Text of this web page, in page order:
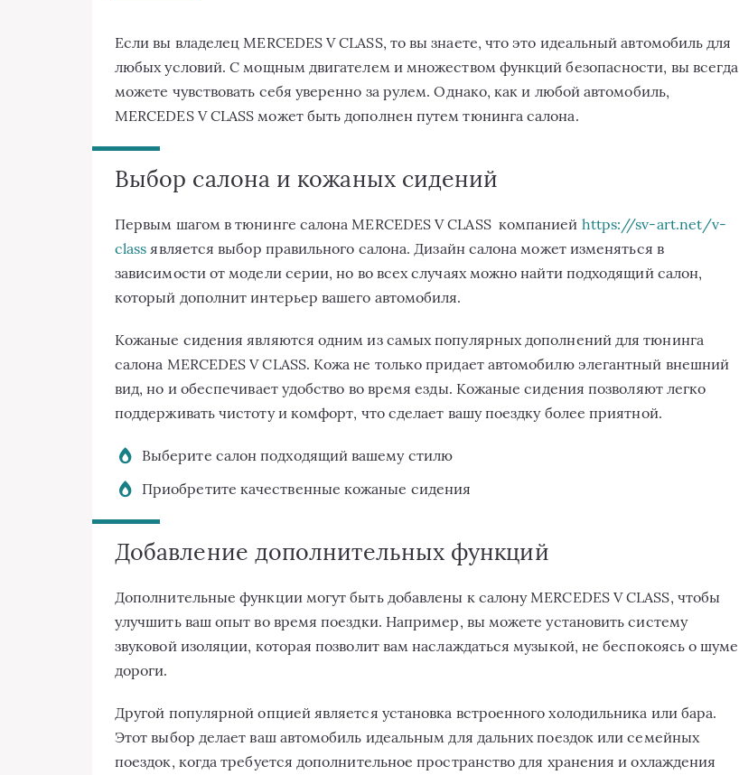
Если вы владелец MERCEDES V CLASS, то вы знаете, что это идеальный автомобиль для
любых условий. С мощным двигателем и множеством функций безопасности, вы всегда
можете чувствовать себя уверенно за рулем. Однако, как и любой автомобиль,
MERCEDES V CLASS может быть дополнен путем тюнинга салона.
Выбор салона и кожаных сидений
Первым шагом в тюнинге салона MERCEDES V CLASS компанией https://sv-art.net/v-
class является выбор правильного салона. Дизайн салона может изменяться в
зависимости от модели серии, но во всех случаях можно найти подходящий салон,
который дополнит интерьер вашего автомобиля.
Кожаные сидения являются одним из самых популярных дополнений для тюнинга
салона MERCEDES V CLASS. Кожа не только придает автомобилю элегантный внешний
вид, но и обеспечивает удобство во время езды. Кожаные сидения позволяют легко
поддерживать чистоту и комфорт, что сделает вашу поездку более приятной.
Выберите салон подходящий вашему стилю
Приобретите качественные кожаные сидения
Добавление дополнительных функций
Дополнительные функции могут быть добавлены к салону MERCEDES V CLASS, чтобы
улучшить ваш опыт во время поездки. Например, вы можете установить систему
звуковой изоляции, которая позволит вам наслаждаться музыкой, не беспокоясь о шуме
дороги.
Другой популярной опцией является установка встроенного холодильника или бара.
Этот выбор делает ваш автомобиль идеальным для дальних поездок или семейных
поездок, когда требуется дополнительное пространство для хранения и охлаждения